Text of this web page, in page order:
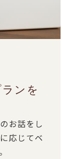
ンを
お話をし
応じてベ